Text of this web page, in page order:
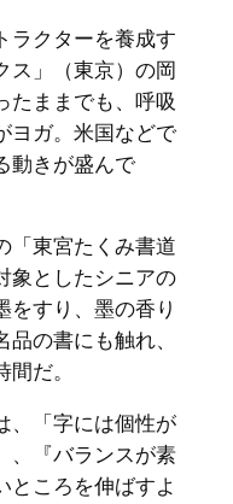
ラクターを養成す
ス」（東京）の岡
たままでも、呼吸
ヨガ。米国などで
動きが盛んで
「東宮たくみ書道
象としたシニアの
をすり、墨の香り
の書にも触れ、
だ。
、「字には個性が
、『バランスが素
ところを伸ばすよ